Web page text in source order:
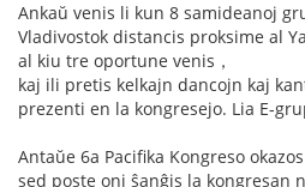
Ankaŭ venis li kun 8 samideanoj
Vladivostok distancis proksime al
al kiu tre oportune venis，
kaj ili pretis kelkajn dancojn kaj
prezenti en la kongresejo. Lia E-
Antaŭe 6a Pacifika Kongreso
sed poste oni ŝanĝis la kongresan